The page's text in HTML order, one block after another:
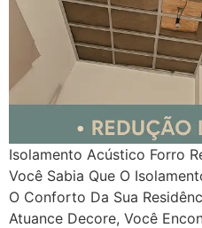
Isolamento Acústico Forro
Você Sabia Que O
O Conforto Da Sua
Atuance Decore, Você